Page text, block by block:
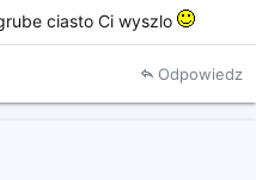
ciasto Ci wyszlo
Odpowiedz